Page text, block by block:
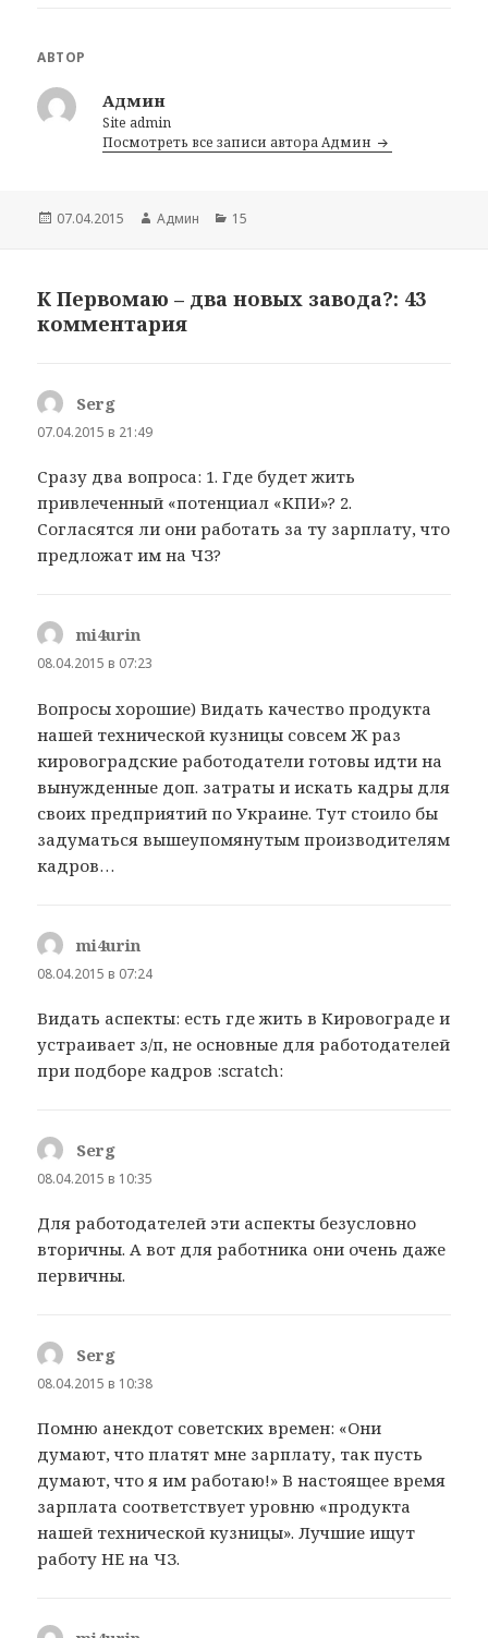
АВТОР
Админ
Site admin
Посмотреть все записи автора Админ
Опубликовано
07.04.2015 Автор
Админ Рубрики
15
К Первомаю – два новых завода?: 43
комментария
Serg
07.04.2015 в 21:49
Сразу два вопроса: 1. Где будет жить
привлеченный «потенциал «КПИ»? 2.
Согласятся ли они работать за ту зарплату, что
предложат им на ЧЗ?
mi4urin
08.04.2015 в 07:23
Вопросы хорошие) Видать качество продукта
нашей технической кузницы совсем Ж раз
кировоградские работодатели готовы идти на
вынужденные доп. затраты и искать кадры для
своих предприятий по Украине. Тут стоило бы
задуматься вышеупомянутым производителям
кадров…
mi4urin
08.04.2015 в 07:24
Видать аспекты: есть где жить в Кировограде и
устраивает з/п, не основные для работодателей
при подборе кадров :scratch:
Serg
08.04.2015 в 10:35
Для работодателей эти аспекты безусловно
вторичны. А вот для работника они очень даже
первичны.
Serg
08.04.2015 в 10:38
Помню анекдот советских времен: «Они
думают, что платят мне зарплату, так пусть
думают, что я им работаю!» В настоящее время
зарплата соответствует уровню «продукта
нашей технической кузницы». Лучшие ищут
работу НЕ на ЧЗ.